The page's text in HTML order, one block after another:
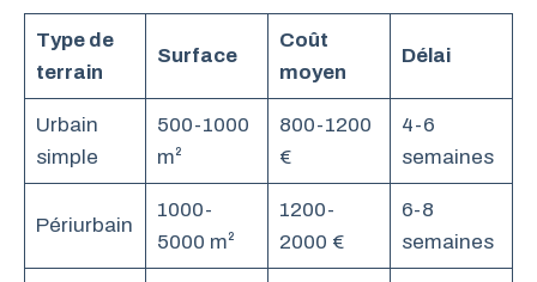
Type de
terrain
Surface
Coût
moyen
Délai
Urbain
simple
500-1000
m²
800-1200
€
4-6
semaines
Périurbain
1000-
5000 m²
1200-
2000 €
6-8
semaines